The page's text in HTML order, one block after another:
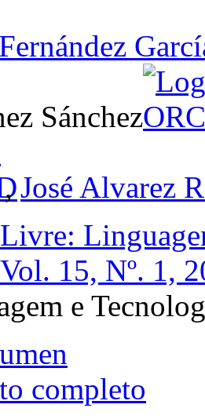
Sánchez
,José Alvarez
Vol. 15, Nº. 1,
e
completo